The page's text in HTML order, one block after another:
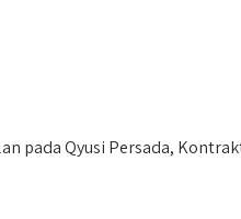
pada Qyusi Persada,